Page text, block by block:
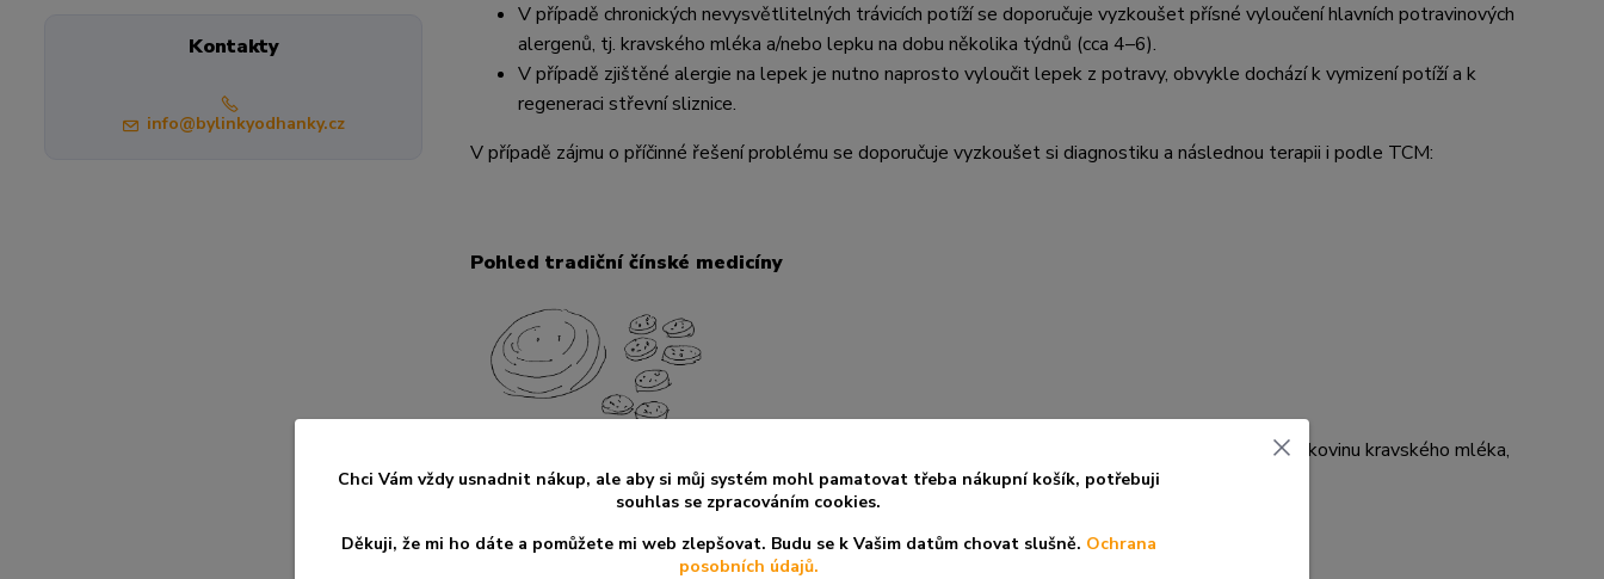
Kontakty
info@bylinkyodhanky.cz
V případě chronických nevysvětlitelných trávicích potíží se doporučuje vyzkoušet přísné vyloučení hlavních potravinových
alergenů, tj. kravského mléka a/nebo lepku na dobu několika týdnů (cca 4–6).
V případě zjištěné alergie na lepek je nutno naprosto vyloučit lepek z potravy, obvykle dochází k vymizení potíží a k
regeneraci střevní sliznice.
V případě zájmu o příčinné řešení problému se doporučuje vyzkoušet si diagnostiku a následnou terapii i podle TCM:
Pohled tradiční čínské medicíny
Podle tradiční čínské medicíny (TCM) jsou alergie na lepek, alergie na bílkovinu kravského mléka,
Chci Vám vždy usnadnit nákup, ale aby si můj systém mohl pamatovat třeba nákupní košík, potřebuji
souhlas se zpracováním cookies.
Děkuji, že mi ho dáte a pomůžete mi web zlepšovat. Budu se k Vašim datům chovat slušně. Ochrana
posobních údajů.